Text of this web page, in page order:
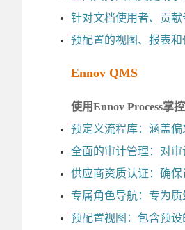
针对文档使用者、贡
预配置的视图、报表和
Ennov QMS
使用Ennov Process掌
预定义流程库：涵盖
全面的审计管理：对审
供应商资质认证：确
专属角色导航：专为
预配置视图：包含预设